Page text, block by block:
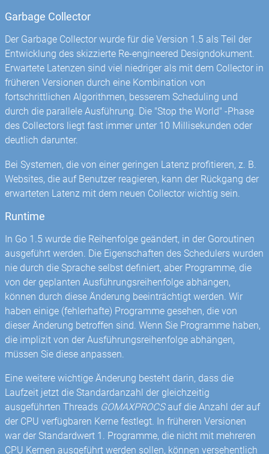
Garbage Collector
Der Garbage Collector wurde für die Version 1.5 als Teil der
Entwicklung des skizzierte Re-engineered Designdokument.
Erwartete Latenzen sind viel niedriger als mit dem Collector in
früheren Versionen durch eine Kombination von
fortschrittlichen Algorithmen, besserem Scheduling und
durch die parallele Ausführung. Die "Stop the World" -Phase
des Collectors liegt fast immer unter 10 Millisekunden oder
deutlich darunter.
Bei Systemen, die von einer geringen Latenz profitieren, z. B.
Websites, die auf Benutzer reagieren, kann der Rückgang der
erwarteten Latenz mit dem neuen Collector wichtig sein.
Runtime
In Go 1.5 wurde die Reihenfolge geändert, in der Goroutinen
ausgeführt werden. Die Eigenschaften des Schedulers wurden
nie durch die Sprache selbst definiert, aber Programme, die
von der geplanten Ausführungsreihenfolge abhängen,
können durch diese Änderung beeinträchtigt werden. Wir
haben einige (fehlerhafte) Programme gesehen, die von
dieser Änderung betroffen sind. Wenn Sie Programme haben,
die implizit von der Ausführungsreihenfolge abhängen,
müssen Sie diese anpassen.
Eine weitere wichtige Änderung besteht darin, dass die
Laufzeit jetzt die Standardanzahl der gleichzeitig
ausgeführten Threads GOMAXPROCSauf die Anzahl der auf
der CPU verfügbaren Kerne festlegt. In früheren Versionen
war der Standardwert 1. Programme, die nicht mit mehreren
CPU Kernen ausgeführt werden sollen, können versehentlich